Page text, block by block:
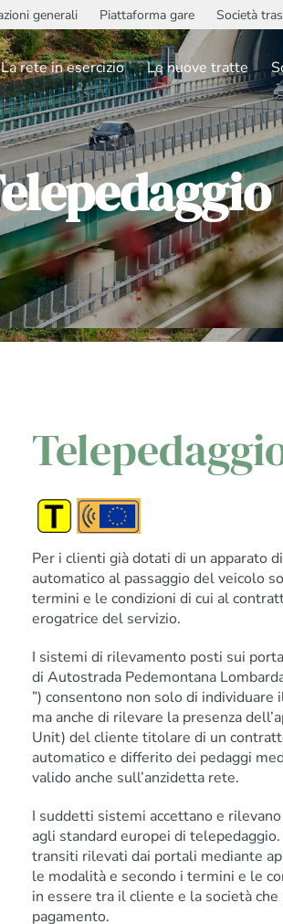
generali Piattaforma gare Società
La rete in esercizio Le nuove tratte
Per i clienti già dotati di un apparato
automatico al passaggio del veicolo
termini e le condizioni di cui al
erogatrice del servizio.
I sistemi di rilevamento posti sui
di Autostrada Pedemontana
”) consentono non solo di
ma anche di rilevare la presenza
Unit) del cliente titolare di un
automatico e differito dei pedaggi
valido anche sull’anzidetta rete.
I suddetti sistemi accettano e
agli standard europei di
transiti rilevati dai portali mediante
le modalità e secondo i termini e le
in essere tra il cliente e la società
pagamento.